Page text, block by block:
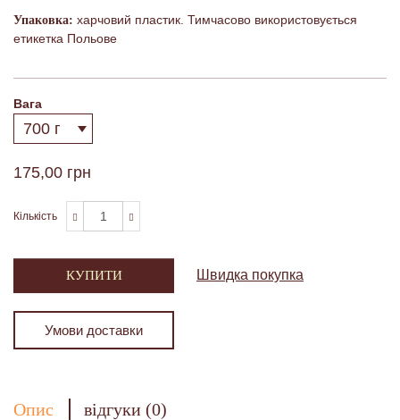
Упаковка: харчовий пластик. Тимчасово використовується
етикетка Польове
Вага
175,00 грн
Кількість
КУПИТИ Швидка покупка
Умови доставки
Опис відгуки (0)